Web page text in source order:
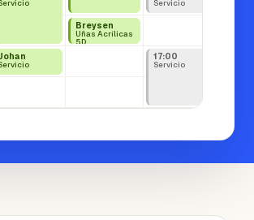
Servicio
Breysen
Uñas Acrílicas
5D
17:00
Servicio